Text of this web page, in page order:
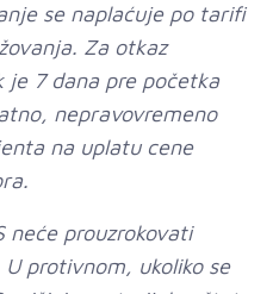
se naplaćuje po tarifi
Za otkaz
je 7 dana pre početka
nepravovremeno
na uplatu cene
neće prouzrokovati
protivnom, ukoliko se